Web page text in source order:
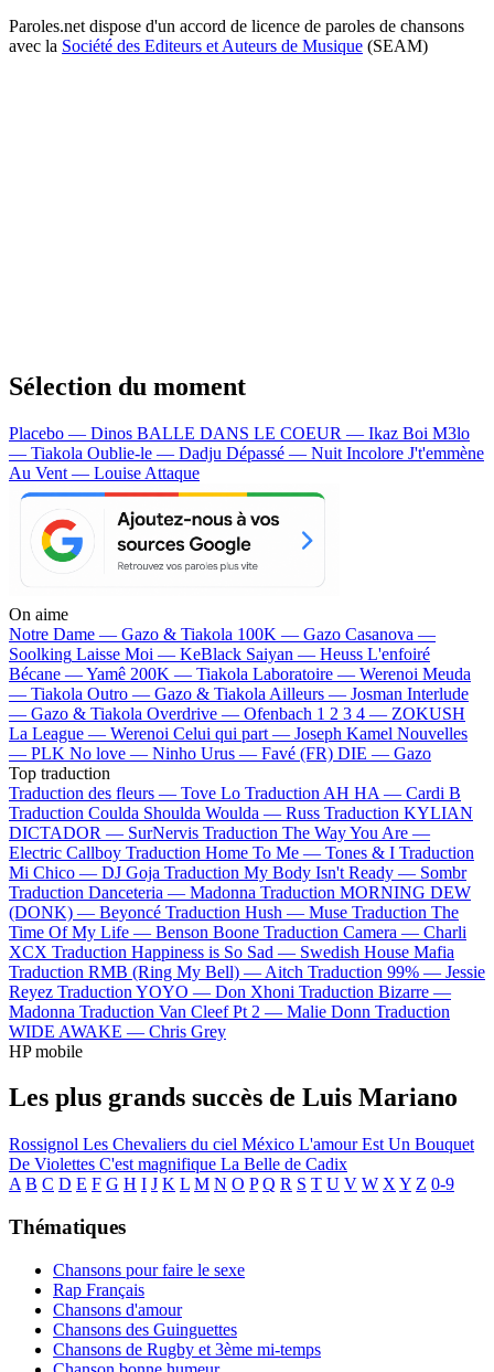
Paroles.net dispose d'un accord de licence de paroles de chansons
avec la Société des Editeurs et Auteurs de Musique (SEAM)
Sélection du moment
Placebo — Dinos BALLE DANS LE COEUR — Ikaz Boi M3lo
— Tiakola Oublie-le — Dadju Dépassé — Nuit Incolore J't'emmène
Au Vent — Louise Attaque
On aime
Notre Dame — Gazo & Tiakola 100K — Gazo Casanova —
Soolking Laisse Moi — KeBlack Saiyan — Heuss L'enfoiré
Bécane —Yamê 200K — Tiakola Laboratoire — Werenoi Meuda
— Tiakola Outro — Gazo & Tiakola Ailleurs — Josman Interlude
— Gazo & Tiakola Overdrive — Ofenbach 1 2 3 4 — ZOKUSH
La League — Werenoi Celui qui part — Joseph Kamel Nouvelles
— PLK No love — Ninho Urus — Favé (FR) DIE — Gazo
Top traduction
Traduction des fleurs — Tove Lo Traduction AH HA — Cardi B
Traduction Coulda Shoulda Woulda — Russ Traduction KYLIAN
DICTADOR — SurNervis Traduction The Way You Are —
Electric Callboy Traduction Home To Me — Tones & I Traduction
Mi Chico — DJ Goja Traduction My Body Isn't Ready — Sombr
Traduction Danceteria — Madonna Traduction MORNING DEW
(DONK) — Beyoncé Traduction Hush — Muse Traduction The
Time Of My Life — Benson Boone Traduction Camera — Charli
XCX Traduction Happiness is So Sad — Swedish House Mafia
Traduction RMB (Ring My Bell) — Aitch Traduction 99% — Jessie
Reyez Traduction YOYO — Don Xhoni Traduction Bizarre —
Madonna Traduction Van Cleef Pt 2 — Malie Donn Traduction
WIDE AWAKE — Chris Grey
HP mobile
Les plus grands succès de Luis Mariano
Rossignol Les Chevaliers du ciel México L'amour Est Un Bouquet
De Violettes C'est magnifique La Belle de Cadix
A B C D E F G H I J K L M N O P Q R S T U V W X Y Z 0-9
Thématiques
Chansons pour faire le sexe
Rap Français
Chansons d'amour
Chansons des Guinguettes
Chansons de Rugby et 3ème mi-temps